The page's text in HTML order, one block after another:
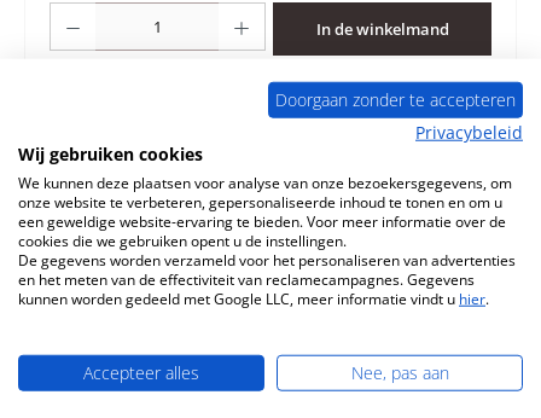
In de winkelmand
Vraag over het product
Beschrijving
zijsteen uit h…Meer
Doorgaan zonder te accepteren
Privacybeleid
Wij gebruiken cookies
We kunnen deze plaatsen voor analyse van onze bezoekersgegevens, om
onze website te verbeteren, gepersonaliseerde inhoud te tonen en om u
een geweldige website-ervaring te bieden. Voor meer informatie over de
cookies die we gebruiken opent u de instellingen.
De gegevens worden verzameld voor het personaliseren van advertenties
en het meten van de effectiviteit van reclamecampagnes. Gegevens
kunnen worden gedeeld met Google LLC, meer informatie vindt u hier.
Accepteer alles Nee, pas aan